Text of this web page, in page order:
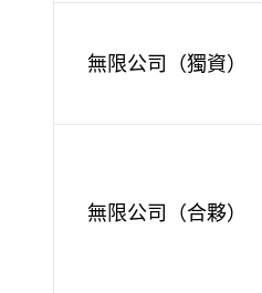
無限公司（獨資）
無限公司（合夥）